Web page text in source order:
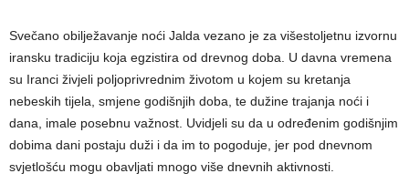
Svečano obilježavanje noći Jalda vezano je za višestoljetnu izvornu
iransku tradiciju koja egzistira od drevnog doba. U davna vremena
su Iranci živjeli poljoprivrednim životom u kojem su kretanja
nebeskih tijela, smjene godišnjih doba, te dužine trajanja noći i
dana, imale posebnu važnost. Uvidjeli su da u određenim godišnjim
dobima dani postaju duži i da im to pogoduje, jer pod dnevnom
svjetlošću mogu obavljati mnogo više dnevnih aktivnosti.